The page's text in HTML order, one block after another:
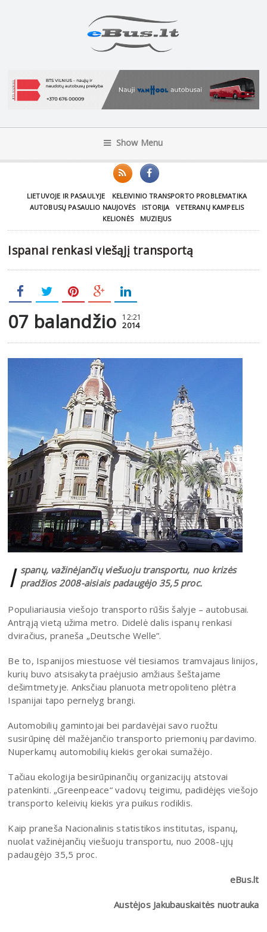
Show Menu
LIETUVOJE IR PASAULYJE
KELEIVINIO TRANSPORTO PROBLEMATIKA
AUTOBUSŲ PASAULIO NAUJOVĖS
ISTORIJA
VETERANŲ KAMPELIS
KELIONĖS
MUZIEJUS
Ispanai renkasi viešąjį transportą
07 balandžio 12:21
2014
I spanų, važinėjančių viešuoju transportu, nuo krizės
pradžios 2008-aisiais padaugėjo 35,5 proc.
Populiariausia viešojo transporto rūšis šalyje – autobusai.
Antrąją vietą užima metro. Didelė dalis ispanų renkasi
dviračius, praneša „Deutsche Welle”.
Be to, Ispanijos miestuose vėl tiesiamos tramvajaus linijos,
kurių buvo atsisakyta praėjusio amžiaus šeštajame
dešimtmetyje. Anksčiau planuota metropoliteno plėtra
Ispanijai tapo pernelyg brangi.
Automobilių gamintojai bei pardavėjai savo ruožtu
susirūpinę dėl mažėjančio transporto priemonių pardavimo.
Nuperkamų automobilių kiekis gerokai sumažėjo.
Tačiau ekologija besirūpinančių organizacijų atstovai
patenkinti. „Greenpeace“ vadovų teigimu, padidėjęs viešojo
transporto keleivių kiekis yra puikus rodiklis.
Kaip praneša Nacionalinis statistikos institutas, ispanų,
nuolat važinėjančių viešuoju transportu, nuo 2008-ųjų
padaugėjo 35,5 proc.
eBus.lt
Austėjos Jakubauskaitės nuotrauka